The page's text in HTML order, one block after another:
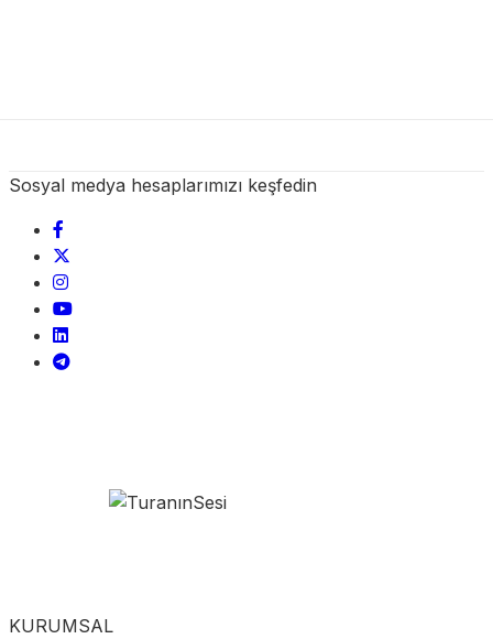
Sosyal medya hesaplarımızı keşfedin
KURUMSAL